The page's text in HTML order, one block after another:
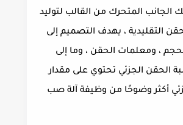
الجانب المتحرك من القالب لتوليد
التقليدية ، يهدف التصميم إلى
، ومعلمات الحقن ، وما إلى
الحقن الجزئي تحتوي على مقدار
أكثر وضوحًا من وظيفة آلة صب